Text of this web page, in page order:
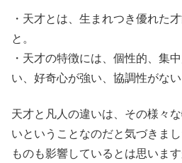
・天才とは、生まれつき優れた
と。
・天才の特徴には、個性的、集
い、好奇心が強い、協調性がな
天才と凡人の違いは、その様々
いということなのだと気づきま
ものも影響しているとは思いま